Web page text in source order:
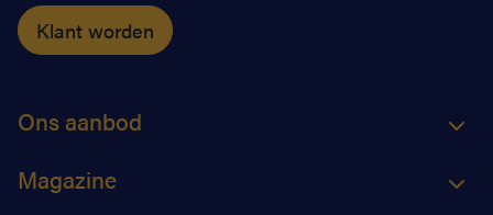
Klant worden
Ons aanbod
Magazine